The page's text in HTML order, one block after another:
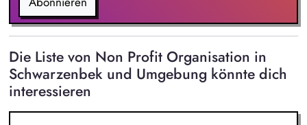
Erträge, Belegungsquoten, Prognosen).
Die Liste von Non Profit Organisation in
Schwarzenbek und Umgebung könnte dich
interessieren